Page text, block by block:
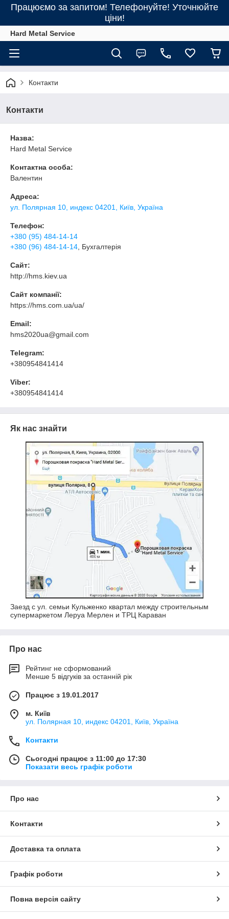
Працюємо за запитом! Телефонуйте! Уточнюйте
ціни!
Hard Metal Service
Контакти
Контакти
Назва:
Hard Metal Service
Контактна особа:
Валентин
Адреса:
ул. Полярная 10, индекс 04201, Київ, Україна
Телефон:
+380 (95) 484-14-14
+380 (96) 484-14-14 , Бухгалтерія
Сайт:
http://hms.kiev.ua
Сайт компанії:
https://hms.com.ua/ua/
Email:
hms2020ua@gmail.com
Telegram:
+380954841414
Viber:
+380954841414
Як нас знайти
Заезд с ул. семьи Кульженко квартал между строительным
супермаркетом Леруа Мерлен и ТРЦ Караван
Про нас
Рейтинг не сформований
Менше 5 відгуків за останній рік
Працює з 19.01.2017
м. Київ
ул. Полярная 10, индекс 04201, Київ, Україна
Контакти
Сьогодні працює з 11:00 до 17:30
Показати весь графік роботи
Про нас
Контакти
Доставка та оплата
Графік роботи
Повна версія сайту